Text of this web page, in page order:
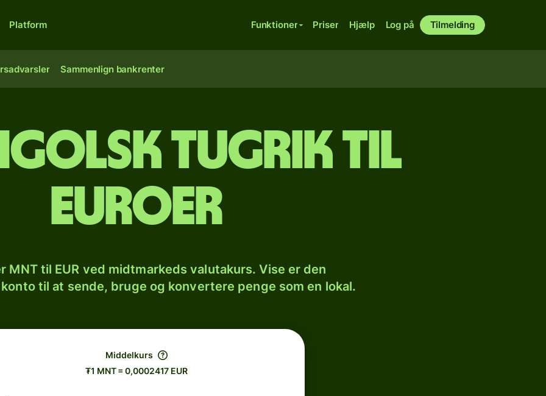
Platform Funktioner Priser Hjælp Log på Tilmelding
Sammenlign bankrenter
tugrik til
euroer
MNT til EUR ved midtmarkeds valutakurs. Vise er den
til at sende, bruge og konvertere penge som en lokal.
Middelkurs
₮1 MNT = 0,0002417 EUR